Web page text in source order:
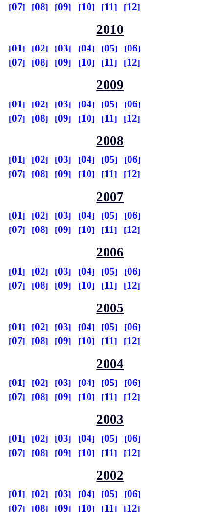
07
08 09 10 11 12
2010
01 02 03 04 05
06
07
08 09 10 11 12
2009
01 02 03 04 05
06
07
08 09 10 11 12
2008
01 02 03 04 05
06
07
08 09 10 11 12
2007
01 02 03 04 05
06
07
08 09 10 11 12
2006
01 02 03 04 05
06
07
08 09 10 11 12
2005
01 02 03 04 05
06
07
08 09 10 11 12
2004
01 02 03 04 05
06
07
08 09 10 11 12
2003
01 02 03 04 05
06
07
08 09 10 11 12
2002
01 02 03 04 05
06
07
08 09 10 11 12